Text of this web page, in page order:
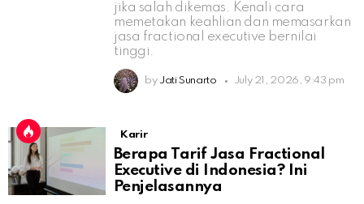
jika salah dikemas. Kenali cara
memetakan keahlian dan memasarkan
jasa fractional executive bernilai
tinggi.
by Jati Sunarto July 21, 2026, 9:43 pm
Karir
Berapa Tarif Jasa Fractional
Executive di Indonesia? Ini
Penjelasannya